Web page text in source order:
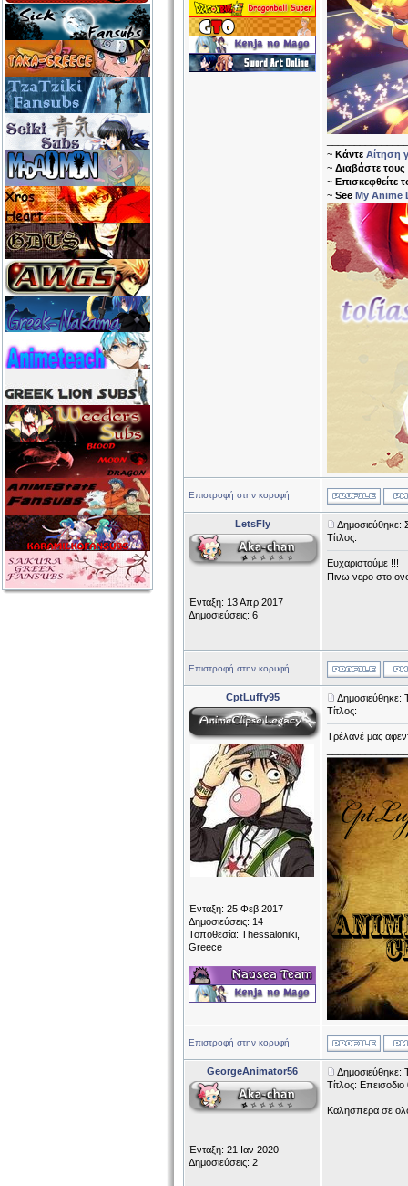
~ Κάντε Αίτηση
~ Διαβάστε τους
~ Επισκεφθείτε
~ See My Anime
Επιστροφή στην κορυφή
LetsFly
Ένταξη: 13 Απρ 2017
Δημοσιεύσεις: 6
Δημοσιεύθηκε:
Τίτλος:
Eυχαριστούμε !!!
Πινω νερο στο
Επιστροφή στην κορυφή
CptLuffy95
Ένταξη: 25 Φεβ 2017
Δημοσιεύσεις: 14
Τοποθεσία: Thessaloniki,
Greece
Δημοσιεύθηκε:
Τίτλος:
Τρέλανέ μας
Επιστροφή στην κορυφή
GeorgeAnimator56
Ένταξη: 21 Ιαν 2020
Δημοσιεύσεις: 2
Δημοσιεύθηκε:
Τίτλος: Επεισοδιο
Καλησπερα σε